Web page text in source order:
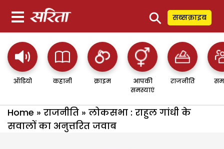
⚲ सब्सक्राइब
ऑडियो कहानी क्राइम
आपकी
समस्याएं
राजनीति
Home » राजनीति » लोकसभा : राहुल गांधी के
सवालों का अनुत्तरित जवाब